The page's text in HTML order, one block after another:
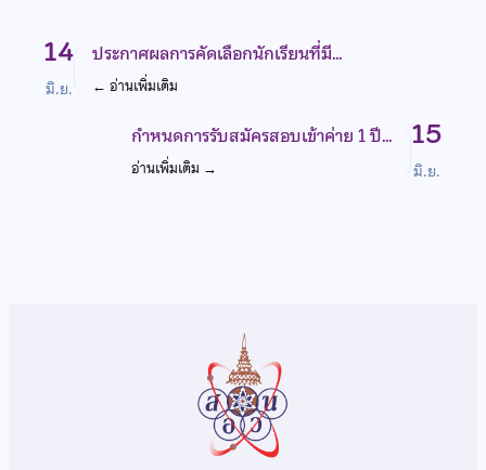
14
มิ.ย.
ประกาศผลการคัดเลือกนักเรียนที่มี…
← อ่านเพิ่มเติม
15
มิ.ย.
กำหนดการรับสมัครสอบเข้าค่าย 1 ปี…
อ่านเพิ่มเติม →